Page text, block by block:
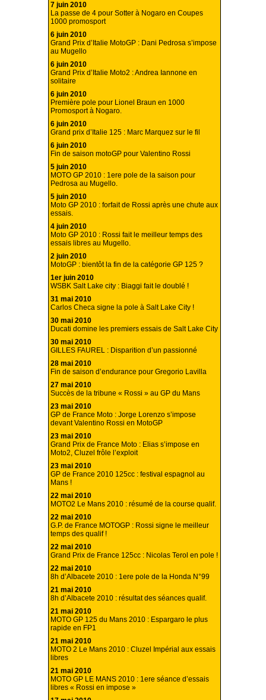
7 juin 2010
La passe de 4 pour Sotter à Nogaro en Coupes
1000 promosport
6 juin 2010
Grand Prix d’Italie MotoGP : Dani Pedrosa s’impose
au Mugello
6 juin 2010
Grand Prix d’Italie Moto2 : Andrea Iannone en
solitaire
6 juin 2010
Première pole pour Lionel Braun en 1000
Promosport à Nogaro.
6 juin 2010
Grand prix d’Italie 125 : Marc Marquez sur le fil
6 juin 2010
Fin de saison motoGP pour Valentino Rossi
5 juin 2010
MOTO GP 2010 : 1ere pole de la saison pour
Pedrosa au Mugello.
5 juin 2010
Moto GP 2010 : forfait de Rossi après une chute aux
essais.
4 juin 2010
Moto GP 2010 : Rossi fait le meilleur temps des
essais libres au Mugello.
2 juin 2010
MotoGP : bientôt la fin de la catégorie GP 125 ?
1er juin 2010
WSBK Salt Lake city : Biaggi fait le doublé !
31 mai 2010
Carlos Checa signe la pole à Salt Lake City !
30 mai 2010
Ducati domine les premiers essais de Salt Lake City
30 mai 2010
GILLES FAUREL : Disparition d’un passionné
28 mai 2010
Fin de saison d’endurance pour Gregorio Lavilla
27 mai 2010
Succès de la tribune « Rossi » au GP du Mans
23 mai 2010
GP de France Moto : Jorge Lorenzo s’impose
devant Valentino Rossi en MotoGP
23 mai 2010
Grand Prix de France Moto : Elias s’impose en
Moto2, Cluzel frôle l’exploit
23 mai 2010
GP de France 2010 125cc : festival espagnol au
Mans !
22 mai 2010
MOTO2 Le Mans 2010 : résumé de la course qualif.
22 mai 2010
G.P. de France MOTOGP : Rossi signe le meilleur
temps des qualif !
22 mai 2010
Grand Prix de France 125cc : Nicolas Terol en pole !
22 mai 2010
8h d’Albacete 2010 : 1ere pole de la Honda N°99
21 mai 2010
8h d’Albacete 2010 : résultat des séances qualif.
21 mai 2010
MOTO GP 125 du Mans 2010 : Espargaro le plus
rapide en FP1
21 mai 2010
MOTO 2 Le Mans 2010 : Cluzel Impérial aux essais
libres
21 mai 2010
MOTO GP LE MANS 2010 : 1ere séance d’essais
libres « Rossi en impose »